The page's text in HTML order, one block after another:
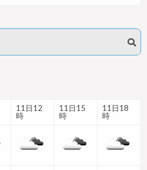
11日12
時
11日15
時
11日18
時